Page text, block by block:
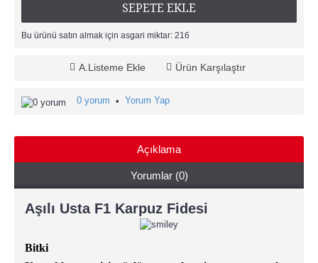
SEPETE EKLE
Bu ürünü satın almak için asgari miktar: 216
A.Listeme Ekle Ürün Karşılaştır
0 yorum • Yorum Yap
Açıklama
Yorumlar (0)
Aşılı Usta F1 Karpuz Fidesi
Bitki